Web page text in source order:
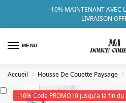
–10% MAINTENANT AVEC
LIVRAISON
MENU
Accueil / Housse De Couette Paysage /
-10% Code PROMO10 jusqu'a la fin du